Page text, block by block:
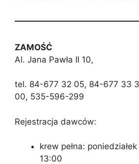
ZAMOŚĆ
Al. Jana Pawła II 10,
tel. 84-677 32 05, 84-677 33
00, 535-596-299
Rejestracja dawców:
krew pełna:
13:00